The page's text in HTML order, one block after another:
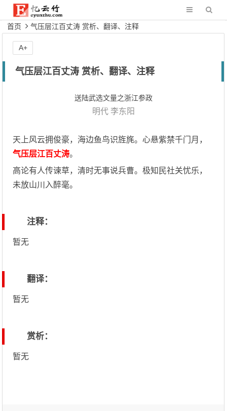
首页 气压层江百丈涛 赏析、翻译、注释
气压层江百丈涛 赏析、翻译、注释
送陆武选文量之浙江参政
明代 李东阳
天上风云拥俊豪，海边鱼鸟识旌旄。心悬紫禁千门月，
气压层江百丈涛。
高论有人传谏草，清时无事说兵曹。极知民社关忧乐，
未放山川入醉毫。
注释：
暂无
翻译：
暂无
赏析：
暂无
A+